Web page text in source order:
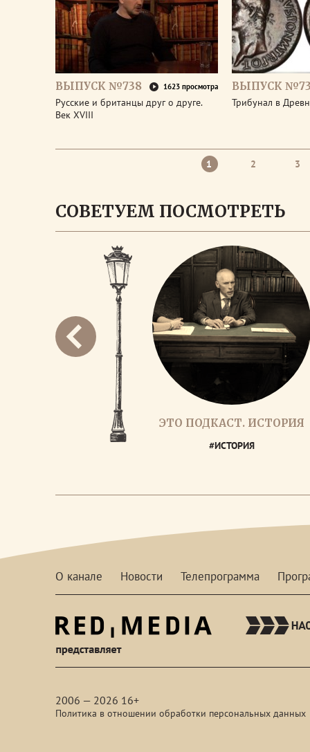
ВЫПУСК №738 1623 просмотра
Русские и британцы друг о друге.
Век XVIII
ВЫПУСК
Трибунал в
1 2 3
СОВЕТУЕМ ПОСМОТРЕТЬ
ЭТО ПОДКАСТ. ИСТОРИЯ
#ИСТОРИЯ
О канале Новости Телепрограмма
2006 — 2026 16+
Политика в отношении обработки персональных данных